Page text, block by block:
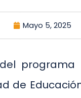
Mayo 5, 2025
programa
de